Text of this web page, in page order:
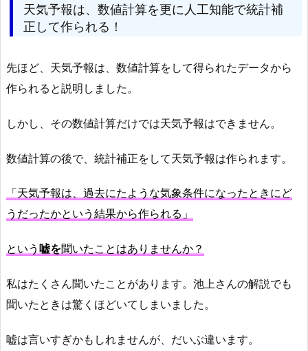
天気予報は、数値計算を更に人工知能で統計補
正して作られる！
先ほど、天気予報は、数値計算をして得られたデータから
作られると説明しました。
しかし、その数値計算だけでは天気予報はできません。
数値計算の後で、統計補正をして天気予報は作られます。
「天気予報は、過去にたような気象条件になったときにど
うだったかという結果から作られる」
という嘘を聞いたことはありませんか？
私はたくさん聞いたことがあります。池上さんの解説でも
聞いたときは驚くほどいてしまいました。
嘘は言いすぎかもしれませんが、だいぶ違います。